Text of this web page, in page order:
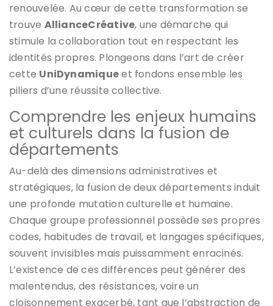
renouvelée. Au cœur de cette transformation se
trouve AllianceCréative, une démarche qui
stimule la collaboration tout en respectant les
identités propres. Plongeons dans l’art de créer
cette UniDynamiqueet fondons ensemble les
piliers d’une réussite collective.
Comprendre les enjeux humains
et culturels dans la fusion de
départements
Au-delà des dimensions administratives et
stratégiques, la fusion de deux départements induit
une profonde mutation culturelle et humaine.
Chaque groupe professionnel possède ses propres
codes, habitudes de travail, et langages spécifiques,
souvent invisibles mais puissamment enracinés.
L’existence de ces différences peut générer des
malentendus, des résistances, voire un
cloisonnement exacerbé, tant que l’abstraction de